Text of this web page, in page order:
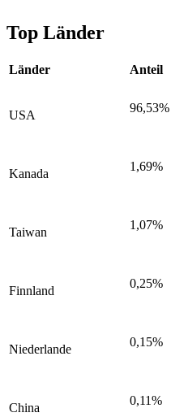
Top Länder
Länder Anteil
USA
96,53%
Kanada
1,69%
Taiwan
1,07%
Finnland
0,25%
Niederlande
0,15%
China
0,11%